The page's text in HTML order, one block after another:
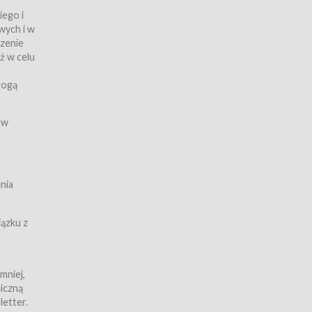
z
i
i w
w celu
z